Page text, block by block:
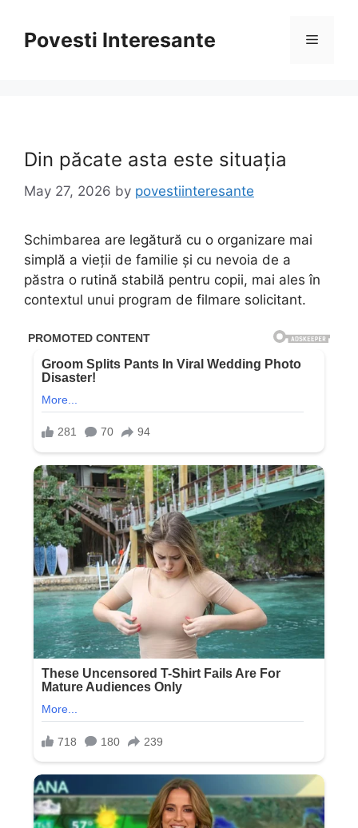
contentPovesti Interesante Menu
Din păcate asta este situația
May 27, 2026 by povestiinteresante
Schimbarea are legătură cu o organizare mai
simplă a vieții de familie și cu nevoia de a
păstra o rutină stabilă pentru copii, mai ales în
contextul unui program de filmare solicitant.